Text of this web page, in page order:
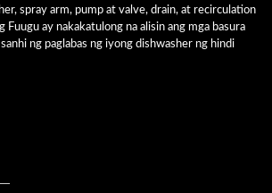
spray arm, pump at valve, drain, at recirculation
Fuugu ay nakakatulong na alisin ang mga basura
ng paglabas ng iyong dishwasher ng hindi